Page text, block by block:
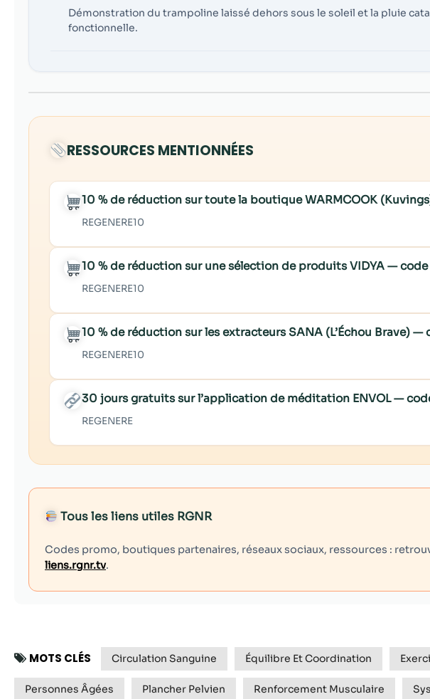
Démonstration du trampoline laissé dehors sous le soleil et la pluie
fonctionnelle.
RESSOURCES MENTIONNÉES
10 % de réduction sur toute la boutique WARMCOOK
REGENERE10
10 % de réduction sur une sélection de produits VIDYA — code
REGENERE10
10 % de réduction sur les extracteurs SANA (L’Échou Brave) —
REGENERE10
30 jours gratuits sur l’application de méditation ENVOL —
REGENERE
Tous les liens utiles RGNR
Codes promo, boutiques partenaires, réseaux sociaux, ressources :
liens.rgnr.tv.
MOTS CLÉS Circulation Sanguine Équilibre Et Coordination
Personnes Âgées Plancher Pelvien Renforcement Musculaire